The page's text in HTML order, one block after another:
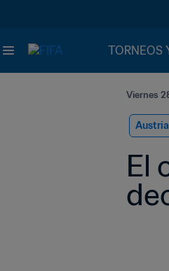
TORNEOS
Viernes
Austria
El